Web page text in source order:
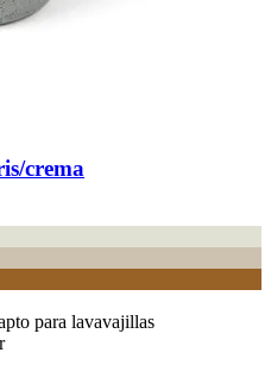
crema
para lavavajillas